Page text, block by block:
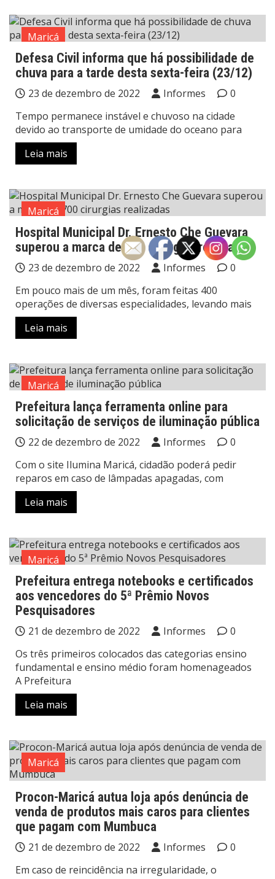
Maricá
Defesa Civil informa que há possibilidade de
chuva para a tarde desta sexta-feira (23/12)
23 de dezembro de 2022 Informes
0
Tempo permanece instável e chuvoso na cidade
devido ao transporte de umidade do oceano para
Leia mais
Maricá
Hospital Municipal Dr. Ernesto Che Guevara
superou a marca de 700 cirurgias realizadas
23 de dezembro de 2022 Informes
0
Em pouco mais de um mês, foram feitas 400
operações de diversas especialidades, levando mais
Leia mais
Maricá
Prefeitura lança ferramenta online para
solicitação de serviços de iluminação pública
22 de dezembro de 2022 Informes
0
Com o site Ilumina Maricá, cidadão poderá pedir
reparos em caso de lâmpadas apagadas, com
Leia mais
Maricá
Prefeitura entrega notebooks e certificados
aos vencedores do 5ª Prêmio Novos
Pesquisadores
21 de dezembro de 2022 Informes
0
Os três primeiros colocados das categorias ensino
fundamental e ensino médio foram homenageados
A Prefeitura
Leia mais
Maricá
Procon-Maricá autua loja após denúncia de
venda de produtos mais caros para clientes
que pagam com Mumbuca
21 de dezembro de 2022 Informes
0
Em caso de reincidência na irregularidade, o